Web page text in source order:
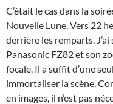
C’était le cas dans la
Nouvelle Lune. Vers 22
derrière les remparts.
Panasonic FZ82 et son
focale. Il a suffit d’une
immortaliser la scène.
en images, il n’est pas